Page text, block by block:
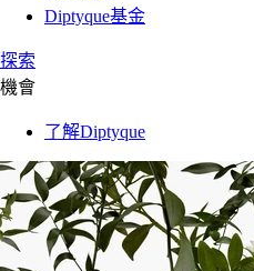
Diptyque基金
探索
機會
了解Diptyque